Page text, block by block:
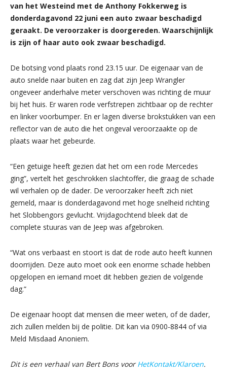
van het Westeind met de Anthony Fokkerweg is
donderdagavond 22 juni een auto zwaar beschadigd
geraakt. De veroorzaker is doorgereden. Waarschijnlijk
is zijn of haar auto ook zwaar beschadigd.
De botsing vond plaats rond 23.15 uur. De eigenaar van de
auto snelde naar buiten en zag dat zijn Jeep Wrangler
ongeveer anderhalve meter verschoven was richting de muur
bij het huis. Er waren rode verfstrepen zichtbaar op de rechter
en linker voorbumper. En er lagen diverse brokstukken van een
reflector van de auto die het ongeval veroorzaakte op de
plaats waar het gebeurde.
“Een getuige heeft gezien dat het om een rode Mercedes
ging”, vertelt het geschrokken slachtoffer, die graag de schade
wil verhalen op de dader. De veroorzaker heeft zich niet
gemeld, maar is donderdagavond met hoge snelheid richting
het Slobbengors gevlucht. Vrijdagochtend bleek dat de
complete stuuras van de Jeep was afgebroken.
“Wat ons verbaast en stoort is dat de rode auto heeft kunnen
doorrijden. Deze auto moet ook een enorme schade hebben
opgelopen en iemand moet dit hebben gezien de volgende
dag.”
De eigenaar hoopt dat mensen die meer weten, of de dader,
zich zullen melden bij de politie. Dit kan via 0900-8844 of via
Meld Misdaad Anoniem.
Dit is een verhaal van Bert Bons voorHetKontakt/Klaroen.